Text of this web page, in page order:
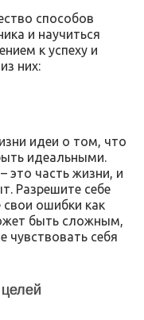
способов
и научиться
к успеху и
них:
идеи о том, что
идеальными.
это часть жизни, и
Разрешите себе
ошибки как
быть сложным,
чувствовать себя